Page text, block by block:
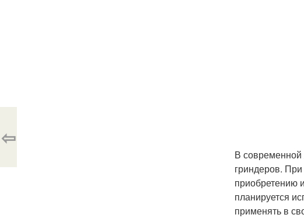
В современной
гриндеров.
приобретению
планируется
применять в
⇦